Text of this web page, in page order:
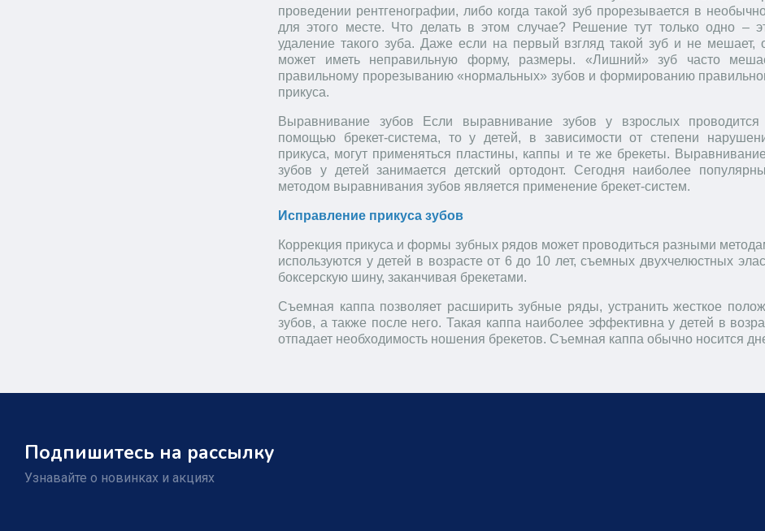
проведении рентгенографии, либо когда такой зуб прорезывается в
для этого месте. Что делать в этом случае? Решение тут только одно –
удаление такого зуба. Даже если на первый взгляд такой зуб и не мешает,
может иметь неправильную форму, размеры. «Лишний» зуб часто
правильному прорезыванию «нормальных» зубов и формированию
прикуса.
Выравнивание зубов Если выравнивание зубов у взрослых
помощью брекет-система, то у детей, в зависимости от степени
прикуса, могут применяться пластины, каппы и те же брекеты.
зубов у детей занимается детский ортодонт. Сегодня наиболее
методом выравнивания зубов является применение брекет-систем.
Исправление прикуса зубов
Коррекция прикуса и формы зубных рядов может проводиться разными
используются у детей в возрасте от 6 до 10 лет, съемных двухчелюстных
боксерскую шину, заканчивая брекетами.
Съемная каппа позволяет расширить зубные ряды, устранить жесткое
зубов, а также после него. Такая каппа наиболее эффективна у детей в
отпадает необходимость ношения брекетов. Съемная каппа обычно носится
Подпишитесь на рассылку
Узнавайте о новинках и акциях